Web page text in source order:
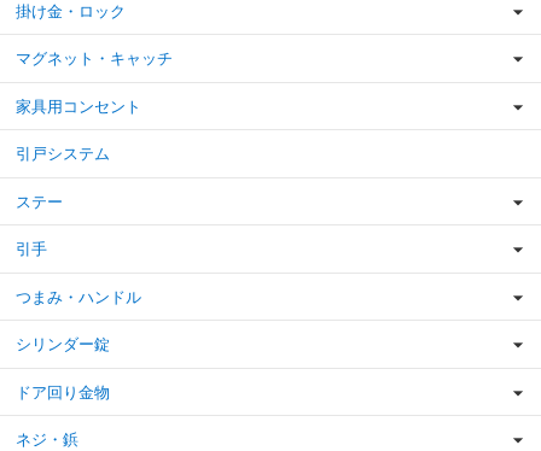
掛け金・ロック
マグネット・キャッチ
家具用コンセント
引戸システム
ステー
引手
つまみ・ハンドル
シリンダー錠
ドア回り金物
ネジ・鋲